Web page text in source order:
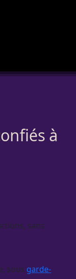
à
sans
sous garde-